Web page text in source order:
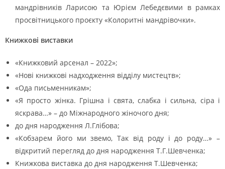
мандрівників Ларисою та Юрієм Лебедєвими в рамках
просвітницького проєкту «Колоритні мандрівочки».
Книжкові виставки
«Книжковий арсенал – 2022»;
«Нові книжкові надходження відділу мистецтв»;
«Ода письменникам»;
«Я просто жінка. Грішна і свята, слабка і сильна, сіра і
яскрава…» – до Міжнародного жіночого дня;
до дня народження Л.Глібова;
«Кобзарем його ми звемо, Так від роду і до роду…» –
відкритий перегляд до дня народження Т.Г.Шевченка;
Книжкова виставка до дня народження Т.Шевченка;